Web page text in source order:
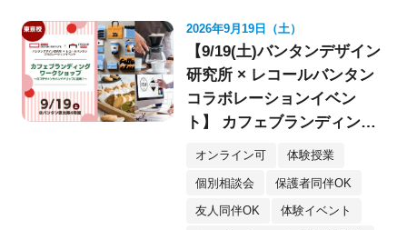
2026年9月19日（土）
【9/19(土)バンタンデザイン
研究所 × レコールバンタン
コラボレーションイベン
ト】 カフェブランディング
ワークショップ〈デザイ
オンライン可 体験授業
個別相談会 保護者同伴OK
友人同伴OK 体験イベント